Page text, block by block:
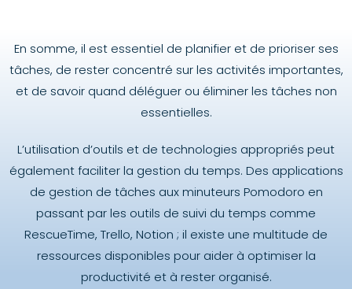
En somme, il est essentiel de planifier et de prioriser ses
tâches, de rester concentré sur les activités importantes,
et de savoir quand déléguer ou éliminer les tâches non
essentielles.
L’utilisation d’outils et de technologies appropriés peut
également faciliter la gestion du temps. Des applications
de gestion de tâches aux minuteurs Pomodoro en
passant par les outils de suivi du temps comme
RescueTime, Trello, Notion ; il existe une multitude de
ressources disponibles pour aider à optimiser la
productivité et à rester organisé.